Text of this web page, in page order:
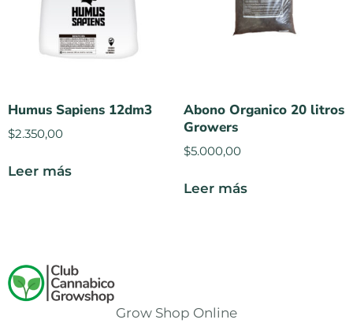
Humus Sapiens 12dm3
$2.350,00
Leer más
Abono Organico 20 litros
Growers
$5.000,00
Leer más
Grow Shop Online